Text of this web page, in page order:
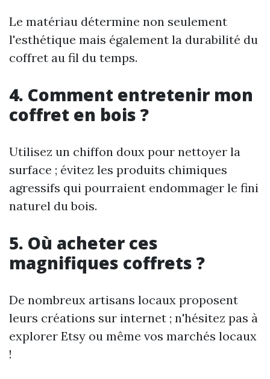
Le matériau détermine non seulement
l'esthétique mais également la durabilité du
coffret au fil du temps.
4. Comment entretenir mon
coffret en bois ?
Utilisez un chiffon doux pour nettoyer la
surface ; évitez les produits chimiques
agressifs qui pourraient endommager le fini
naturel du bois.
5. Où acheter ces
magnifiques coffrets ?
De nombreux artisans locaux proposent
leurs créations sur internet ; n'hésitez pas à
explorer Etsy ou même vos marchés locaux
!